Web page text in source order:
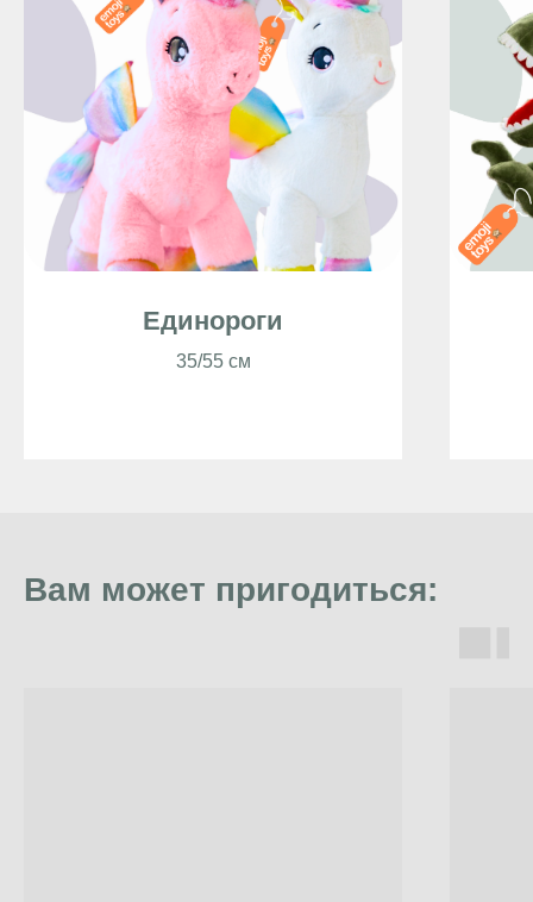
Единороги
35/55 см
Вам может пригодиться: